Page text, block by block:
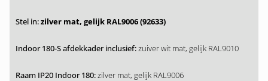
zilver mat, gelijk RAL9006 (92633)
zuiver wit mat, gelijk RAL9010
zilver mat, gelijk RAL9006